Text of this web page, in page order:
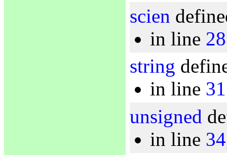
scien
in line 28
string
in line 31
unsigned
in line 34